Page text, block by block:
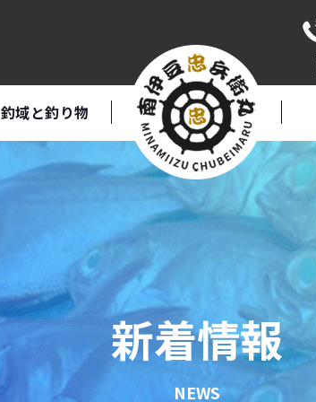
釣域と釣り物
新着情報